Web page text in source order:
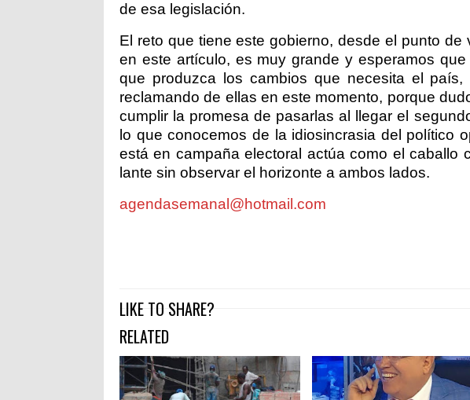
de esa legislación.
El reto que tiene este gobierno, desde el punto
en este artículo, es muy grande y esperamos
que produzca los cambios que necesita el
reclamando de ellas en este momento, porque
cumplir la promesa de pasarlas al llegar el
lo que conocemos de la idiosincrasia del político
está en campaña electoral actúa como el caballo
lante sin observar el horizonte a ambos lados.
agendasemanal@hotmail.com
LIKE TO SHARE?
RELATED